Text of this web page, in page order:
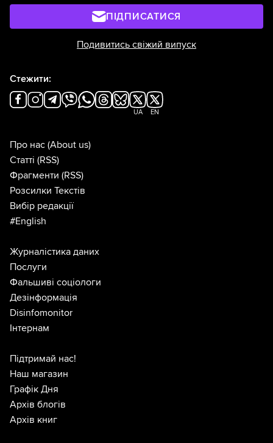
ПІДПИСАТИСЯ
Подивитись свіжий випуск
Стежити:
UA EN
Про нас (About us)
Статті (RSS)
Фрагменти (RSS)
Розсилки Текстів
Вибір редакції
#English
Журналістика даних
Послуги
Фальшиві соціологи
Дезінформація
Disinfomonitor
Інтернам
Підтримай нас!
Наш магазин
Графік Дня
Архів блогів
Архів книг